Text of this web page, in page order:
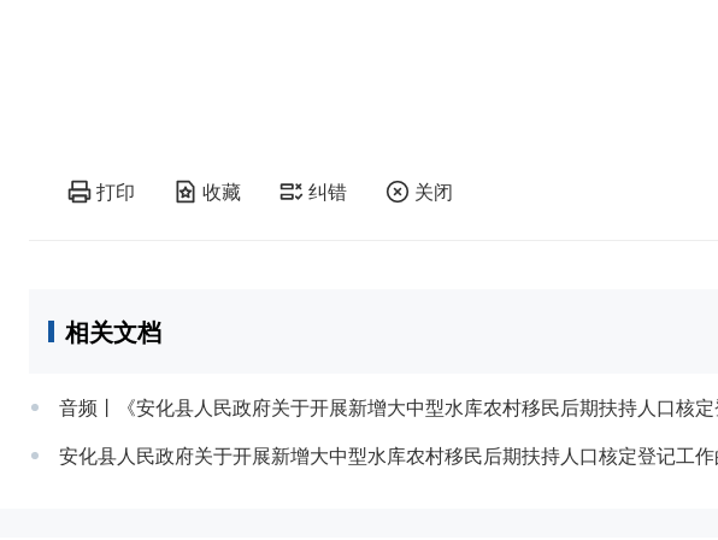
打印 收藏 纠错 关闭
相关文档
音频丨《安化县人民政府关于开展新增大中型水库农村移民后期扶持人口核
安化县人民政府关于开展新增大中型水库农村移民后期扶持人口核定登记工